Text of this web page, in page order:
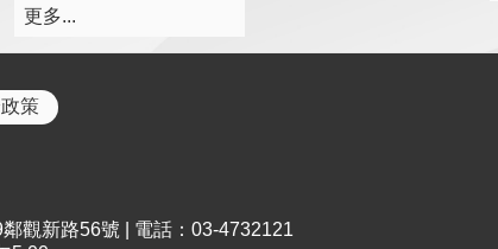
更多...
策
觀新路56號 | 電話：03-4732121